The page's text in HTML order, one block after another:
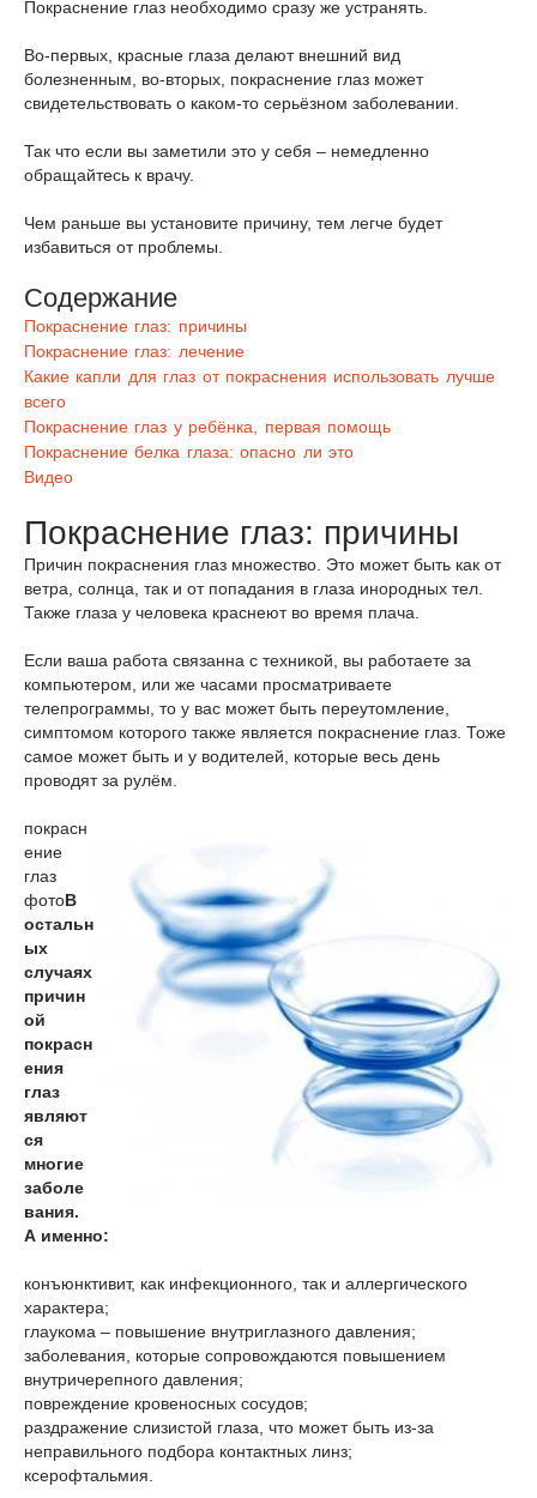
Покраснение глаз необходимо сразу же устранять.
Во-первых, красные глаза делают внешний вид
болезненным, во-вторых, покраснение глаз может
свидетельствовать о каком-то серьёзном заболевании.
Так что если вы заметили это у себя – немедленно
обращайтесь к врачу.
Чем раньше вы установите причину, тем легче будет
избавиться от проблемы.
Содержание
Покраснение глаз: причины
Покраснение глаз: лечение
Какие капли для глаз от покраснения использовать лучше
всего
Покраснение глаз у ребёнка, первая помощь
Покраснение белка глаза: опасно ли это
Видео
Покраснение глаз: причины
Причин покраснения глаз множество. Это может быть как от
ветра, солнца, так и от попадания в глаза инородных тел.
Также глаза у человека краснеют во время плача.
Если ваша работа связанна с техникой, вы работаете за
компьютером, или же часами просматриваете
телепрограммы, то у вас может быть переутомление,
симптомом которого также является покраснение глаз. Тоже
самое может быть и у водителей, которые весь день
проводят за рулём.
покрасн
ение
глаз
фотоВ
остальн
ых
случаях
причин
ой
покрасн
ения
глаз
являют
ся
многие
заболе
вания.
А именно:
конъюнктивит, как инфекционного, так и аллергического
характера;
глаукома – повышение внутриглазного давления;
заболевания, которые сопровождаются повышением
внутричерепного давления;
повреждение кровеносных сосудов;
раздражение слизистой глаза, что может быть из-за
неправильного подбора контактных линз;
ксерофтальмия.